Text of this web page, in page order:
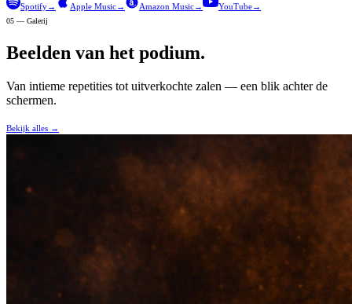
Spotify→ Apple Music→ Amazon Music→ YouTube→
05 — Galerij
Beelden van het podium.
Van intieme repetities tot uitverkochte zalen — een blik achter de
schermen.
Bekijk alles →